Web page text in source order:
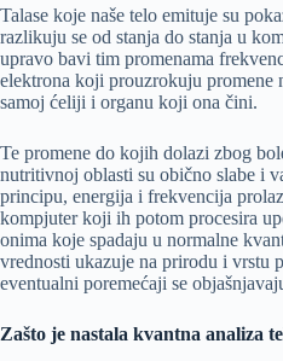
Talase koje naše telo emituje su
razlikuju se od stanja do stanja u
upravo bavi tim promenama
elektrona koji prouzrokuju promene
samoj ćeliji i organu koji ona čini.
Te promene do kojih dolazi zbog
nutritivnoj oblasti su obično slabe i
principu, energija i frekvencija
kompjuter koji ih potom procesira
onima koje spadaju u normalne
vrednosti ukazuje na prirodu i vrstu
eventualni poremećaji se
Zašto je nastala kvantna analiza